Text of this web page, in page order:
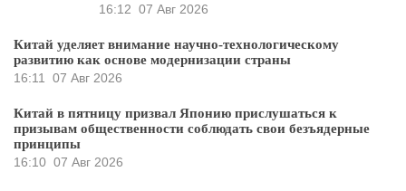
16:12 07 Авг 2026
Китай уделяет внимание научно-технологическому
развитию как основе модернизации страны
16:11 07 Авг 2026
Китай в пятницу призвал Японию прислушаться к
призывам общественности соблюдать свои безъядерные
принципы
16:10 07 Авг 2026